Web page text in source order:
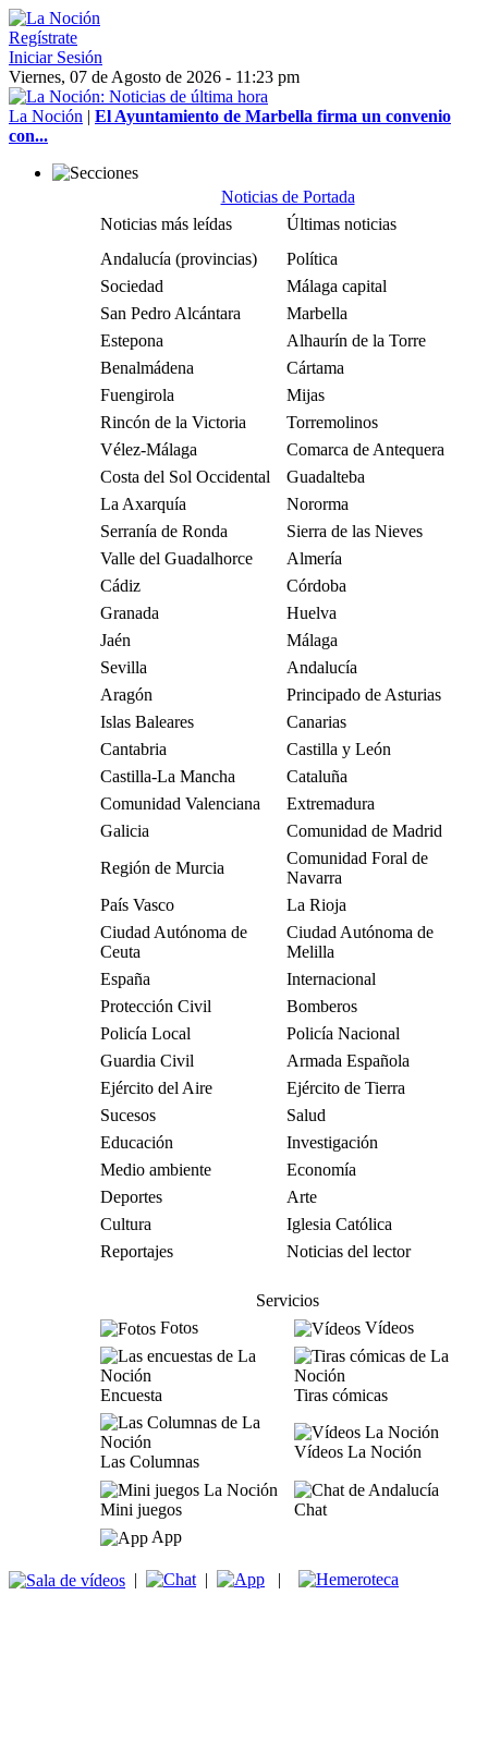
Regístrate
Iniciar Sesión
Viernes, 07 de Agosto de 2026 - 11:23 pm
La Noción | El Ayuntamiento de Marbella firma un convenio
con...
Noticias de Portada
Noticias más leídas
Últimas noticias
Andalucía (provincias)
Política
Sociedad
Málaga capital
San Pedro Alcántara
Marbella
Estepona
Alhaurín de la Torre
Benalmádena
Cártama
Fuengirola
Mijas
Rincón de la Victoria
Torremolinos
Vélez-Málaga
Comarca de Antequera
Costa del Sol Occidental
Guadalteba
La Axarquía
Nororma
Serranía de Ronda
Sierra de las Nieves
Valle del Guadalhorce
Almería
Cádiz
Córdoba
Granada
Huelva
Jaén
Málaga
Sevilla
Andalucía
Aragón
Principado de Asturias
Islas Baleares
Canarias
Cantabria
Castilla y León
Castilla-La Mancha
Cataluña
Comunidad Valenciana
Extremadura
Galicia
Comunidad de Madrid
Región de Murcia
Comunidad Foral de
Navarra
País Vasco
La Rioja
Ciudad Autónoma de
Ceuta
Ciudad Autónoma de
Melilla
España
Internacional
Protección Civil
Bomberos
Policía Local
Policía Nacional
Guardia Civil
Armada Española
Ejército del Aire
Ejército de Tierra
Sucesos
Salud
Educación
Investigación
Medio ambiente
Economía
Deportes
Arte
Cultura
Iglesia Católica
Reportajes
Noticias del lector
Servicios
Fotos
Vídeos
Encuesta Tiras cómicas
Las Columnas
Vídeos La Noción
Mini juegos
Chat
App
| | |